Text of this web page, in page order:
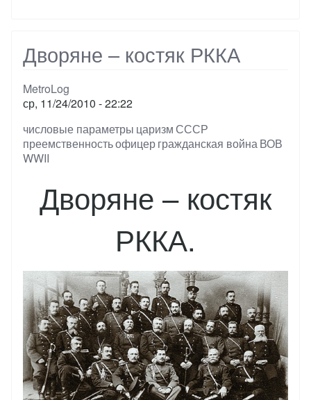
Дворяне – костяк РККА
MetroLog
ср, 11/24/2010 - 22:22
Тэги
числовые параметры царизмСССР
преемственностьофицергражданская война ВОВ
WWII
Дворяне – костяк
РККА.